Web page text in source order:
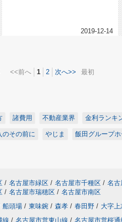
2019-12-14
<<前へ 1 2 次へ>> 最初
諸費用 不動産業界 金利ランキ
のその前に やじま 飯田グループ
/ 名古屋市緑区 / 名古屋市千種区 / 名古
/ 名古屋市瑞穂区 / 名古屋市南区
船頭場 / 東味鋺 / 森孝 / 春田野 / 大字
線 / 名古屋市営東山線 / 名古屋市営桜通